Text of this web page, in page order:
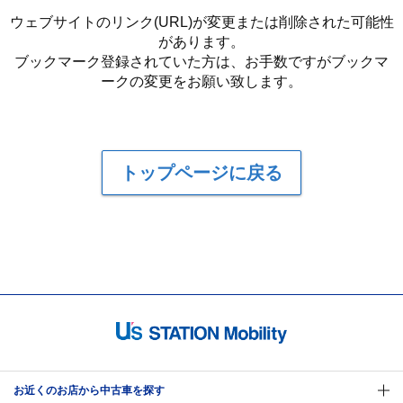
ウェブサイトのリンク(URL)が変更または削除された可能性
があります。
ブックマーク登録されていた方は、お手数ですがブックマ
ークの変更をお願い致します。
トップページに戻る
お近くのお店から中古車を探す